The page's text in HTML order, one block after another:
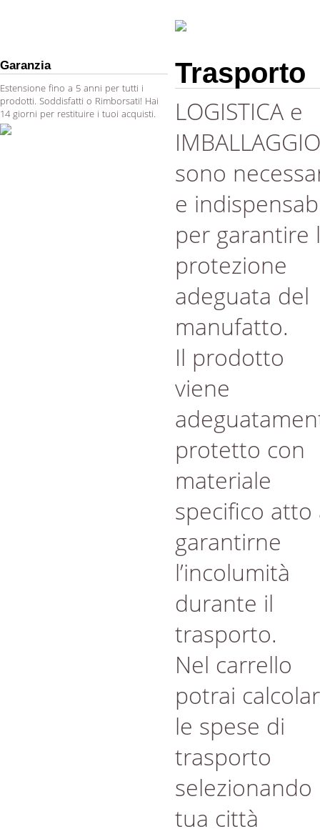
Garanzia
Estensione fino a 5 anni per tutti i
prodotti. Soddisfatti o Rimborsati! Hai
14 giorni per restituire i tuoi acquisti.
Trasporto
LOGISTICA e
IMBALLAGGIO
sono
e
per garantire
protezione
adeguata del
manufatto.
Il prodotto
viene
protetto con
materiale
specifico atto
garantirne
l’incolumità
durante il
trasporto.
Nel carrello
potrai
le spese di
trasporto
selezionando
tua città